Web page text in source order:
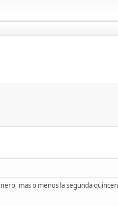
mas o menos la segunda